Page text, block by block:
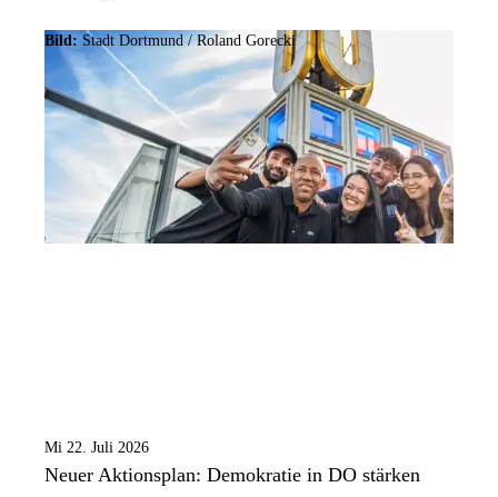
Bild: Stadt Dortmund / Roland Gorecki
Mi 22. Juli 2026
Neuer Aktionsplan: Demokratie in DO stärken